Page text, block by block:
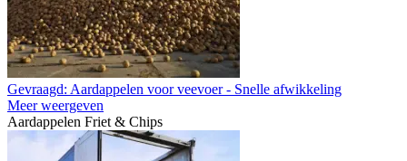
Gevraagd: Aardappelen voor veevoer - Snelle afwikkeling
Meer weergeven
Aardappelen Friet & Chips